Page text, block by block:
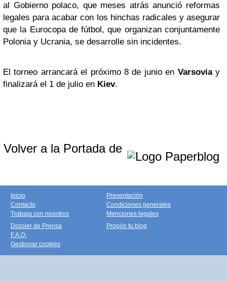
al Gobierno polaco, que meses atrás anunció reformas
legales para acabar con los hinchas radicales y asegurar
que la Eurocopa de fútbol, que organizan conjuntamente
Polonia y Ucrania, se desarrolle sin incidentes.
El torneo arrancará el próximo 8 de junio en Varsoviay
finalizará el 1 de julio en Kiev.
Volver a la Portada de
Inicio
Contacto
Trabaja con nosotros
Presentación
Condiciones generales
Menciones legales
Dossier de Prensa
F.A.Q.
Gestionar cookies
Propón tu blog